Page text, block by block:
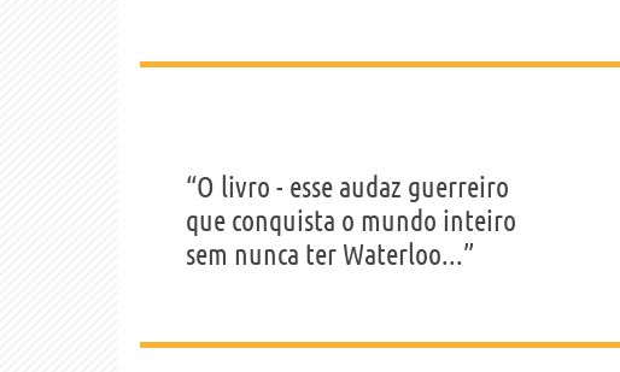
“O livro - esse audaz guerreiro
que conquista o mundo inteiro
sem nunca ter Waterloo...”